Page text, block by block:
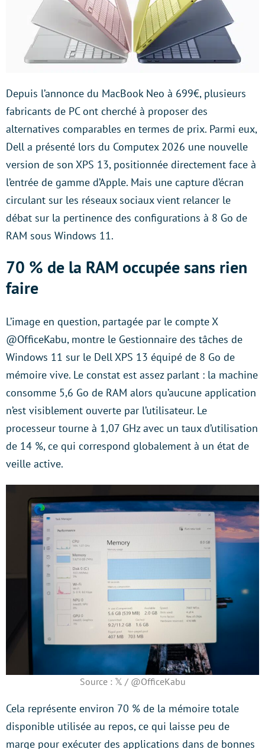
Depuis l’annonce du MacBook Neo à 699€, plusieurs
fabricants de PC ont cherché à proposer des
alternatives comparables en termes de prix. Parmi eux,
Dell a présenté lors du Computex 2026 une nouvelle
version de son XPS 13, positionnée directement face à
l’entrée de gamme d’Apple. Mais une capture d’écran
circulant sur les réseaux sociaux vient relancer le
débat sur la pertinence des configurations à 8 Go de
RAM sous Windows 11.
70 % de la RAM occupée sans rien
faire
L’image en question, partagée par le compte X
@OfficeKabu, montre le Gestionnaire des tâches de
Windows 11 sur le Dell XPS 13 équipé de 8 Go de
mémoire vive. Le constat est assez parlant : la machine
consomme 5,6 Go de RAM alors qu’aucune application
n’est visiblement ouverte par l’utilisateur. Le
processeur tourne à 1,07 GHz avec un taux d’utilisation
de 14 %, ce qui correspond globalement à un état de
veille active.
Source : 𝕏 / @OfficeKabu
Cela représente environ 70 % de la mémoire totale
disponible utilisée au repos, ce qui laisse peu de
marge pour exécuter des applications dans de bonnes